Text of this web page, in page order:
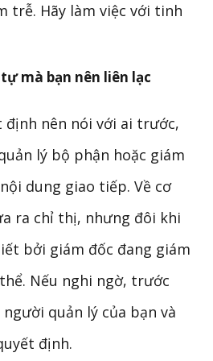
trễ. Hãy làm việc với tinh
mà bạn nên liên lạc
định nên nói với ai trước,
lý bộ phận hoặc giám
dung giao tiếp. Về cơ
ra chỉ thị, nhưng đôi khi
bởi giám đốc đang giám
Nếu nghi ngờ, trước
quản lý của bạn và
định.